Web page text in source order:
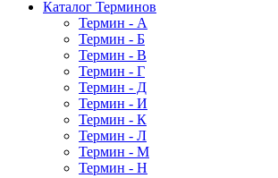
Каталог Терминов
Термин - А
Термин - Б
Термин - В
Термин - Г
Термин - Д
Термин - И
Термин - К
Термин - Л
Термин - М
Термин - Н